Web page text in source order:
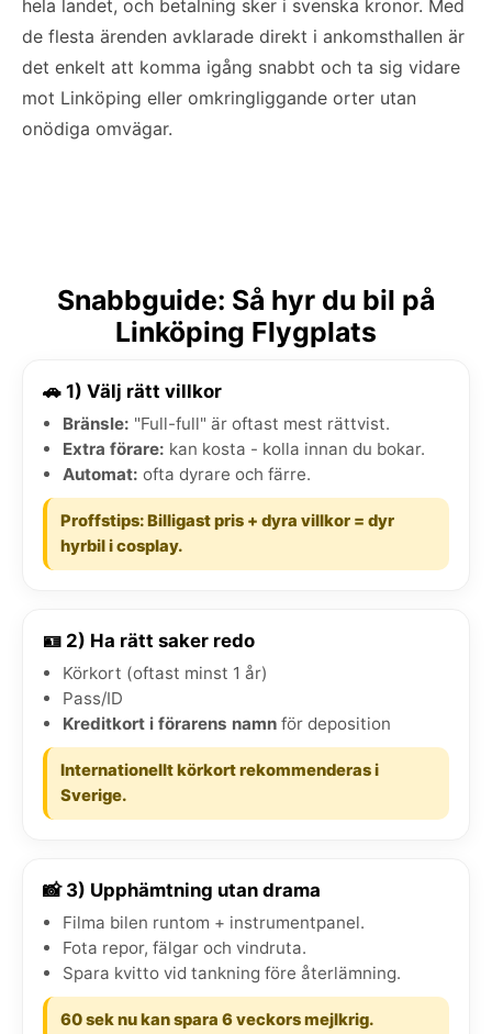
hela landet, och betalning sker i svenska kronor. Med
de flesta ärenden avklarade direkt i ankomsthallen är
det enkelt att komma igång snabbt och ta sig vidare
mot Linköping eller omkringliggande orter utan
onödiga omvägar.
Snabbguide: Så hyr du bil på
Linköping Flygplats
🚗 1) Välj rätt villkor
Bränsle: "Full-full" är oftast mest rättvist.
Extra förare: kan kosta - kolla innan du bokar.
Automat: ofta dyrare och färre.
Proffstips: Billigast pris + dyra villkor = dyr
hyrbil i cosplay.
🪪 2) Ha rätt saker redo
Körkort (oftast minst 1 år)
Pass/ID
Kreditkort i förarens namn för deposition
Internationellt körkort rekommenderas i
Sverige.
📸 3) Upphämtning utan drama
Filma bilen runtom + instrumentpanel.
Fota repor, fälgar och vindruta.
Spara kvitto vid tankning före återlämning.
60 sek nu kan spara 6 veckors mejlkrig.